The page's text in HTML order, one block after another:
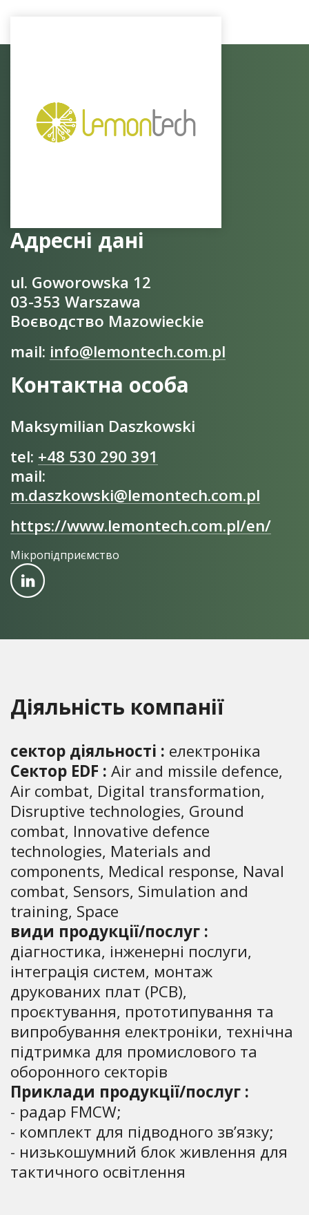
Адресні дані
ul. Goworowska 12
03-353 Warszawa
Воєводство Mazowieckie
mail: info@lemontech.com.pl
Контактна особа
Maksymilian Daszkowski
tel: +48 530 290 391
mail:
m.daszkowski@lemontech.com.pl
https://www.lemontech.com.pl/en/
Мікропідприємство
Діяльність компанії
сектор діяльності : електроніка
Сектор EDF : Air and missile defence,
Air combat, Digital transformation,
Disruptive technologies, Ground
combat, Innovative defence
technologies, Materials and
components, Medical response, Naval
combat, Sensors, Simulation and
training, Space
види продукції/послуг :
діагностика, інженерні послуги,
інтеграція систем, монтаж
друкованих плат (PCB),
проєктування, прототипування та
випробування електроніки, технічна
підтримка для промислового та
оборонного секторів
Приклади продукції/послуг :
- радар FMCW;
- комплект для підводного зв’язку;
- низькошумний блок живлення для
тактичного освітлення